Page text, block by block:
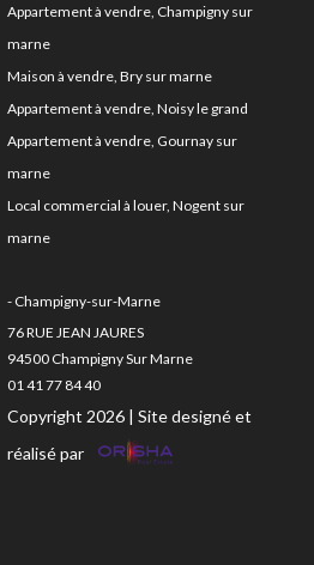
Appartement à vendre, Champigny sur
marne
Maison à vendre, Bry sur marne
Appartement à vendre, Noisy le grand
Appartement à vendre, Gournay sur
marne
Local commercial à louer, Nogent sur
marne
- Champigny-sur-Marne
76 RUE JEAN JAURES
94500 Champigny Sur Marne
01 41 77 84 40
Copyright 2026 | Site designé et
réalisé par